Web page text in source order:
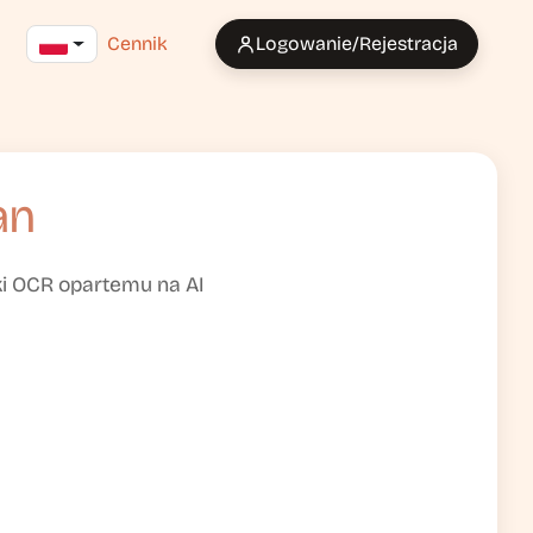
Cennik Logowanie/Rejestracja
opartemu na AI